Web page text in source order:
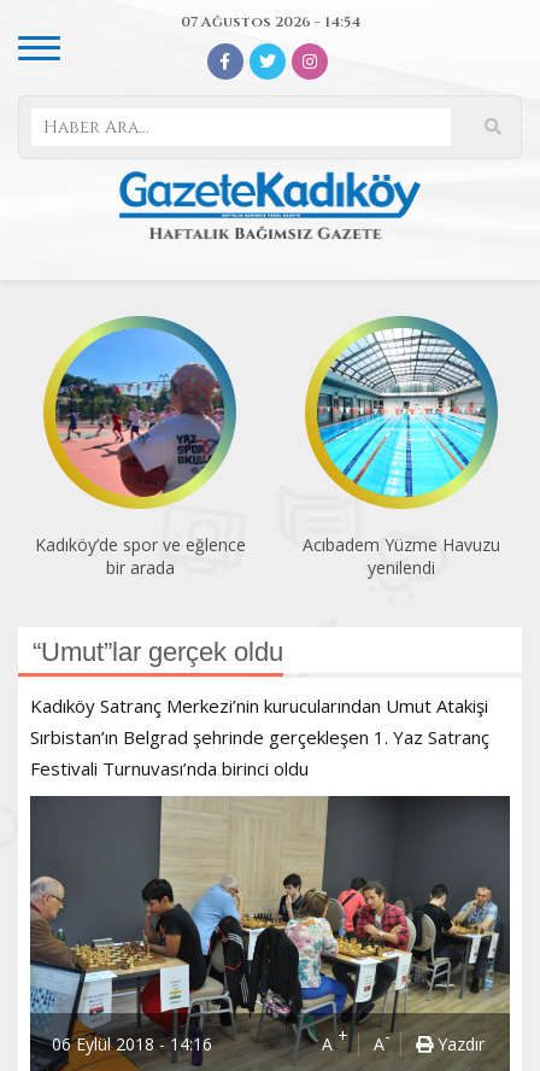
07 Ağustos 2026 - 14:54
Kadıköy’de spor ve eğlence
bir arada
Acıbadem Yüzme Havuzu
yenilendi
“Umut”lar gerçek oldu
Kadıköy Satranç Merkezi’nin kurucularından Umut Atakişi
Sırbistan’ın Belgrad şehrinde gerçekleşen 1. Yaz Satranç
Festivali Turnuvası’nda birinci oldu
06 Eylül 2018 - 14:16 A+ A- Yazdır